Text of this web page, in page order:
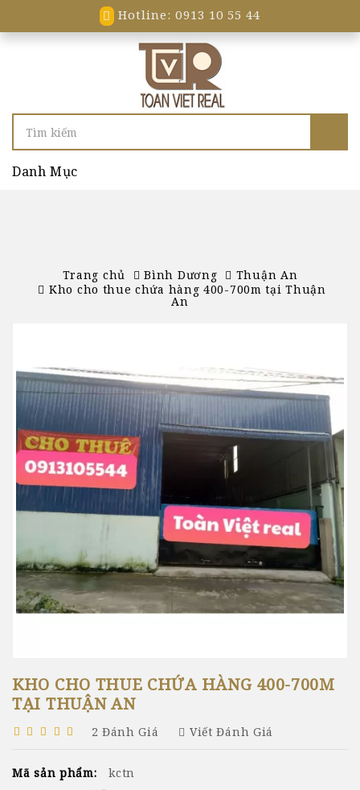
Hotline: 0913 10 55 44
Danh Mục
Trang chủ Bình Dương
Thuận An
Kho cho thue chứa hàng 400-700m tại Thuận
An
KHO CHO THUE CHỨA HÀNG 400-700M
TẠI THUẬN AN
2 Đánh Giá Viết Đánh Giá
Mã sản phẩm:
kctn